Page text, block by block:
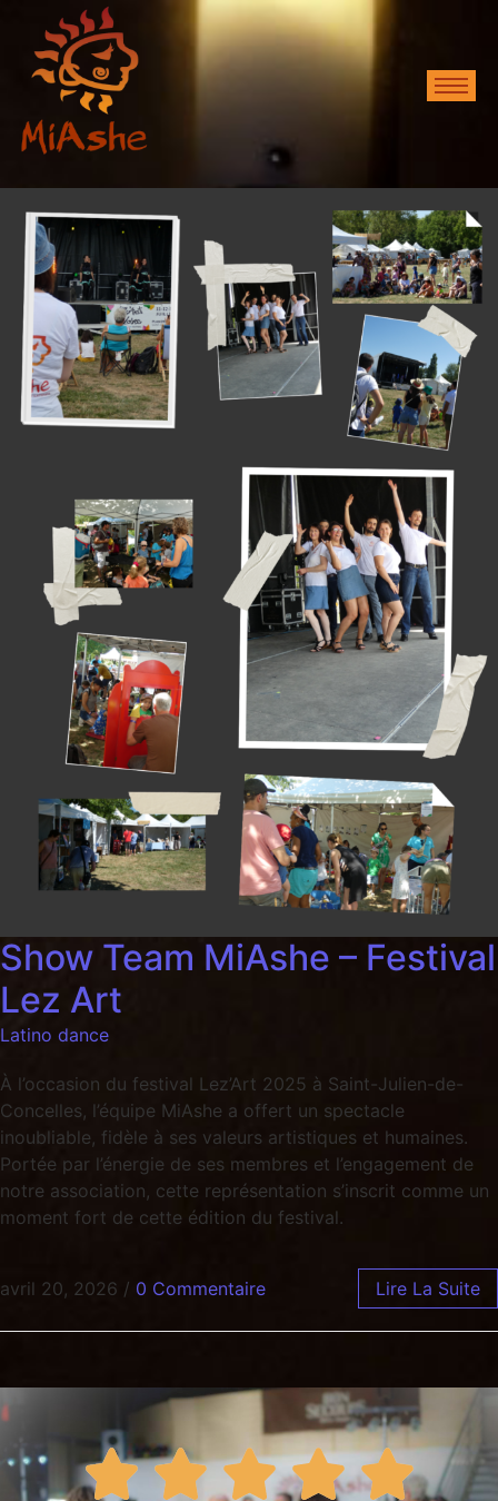
Show Team MiAshe – Festival
Lez Art
Latino dance
À l’occasion du festival Lez’Art 2025 à Saint-Julien-de-
Concelles, l’équipe MiAshe a offert un spectacle
inoubliable, fidèle à ses valeurs artistiques et humaines.
Portée par l’énergie de ses membres et l’engagement de
notre association, cette représentation s’inscrit comme un
moment fort de cette édition du festival.
avril 20, 2026 / 0 Commentaire Lire La Suite